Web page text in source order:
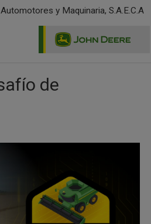
Automotores y Maquinaria, S.A.E.C.A
de